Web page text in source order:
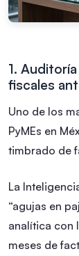
1.
fiscales
Uno de los
PyMEs en
timbrado de
La
“agujas en
analítica con
meses de